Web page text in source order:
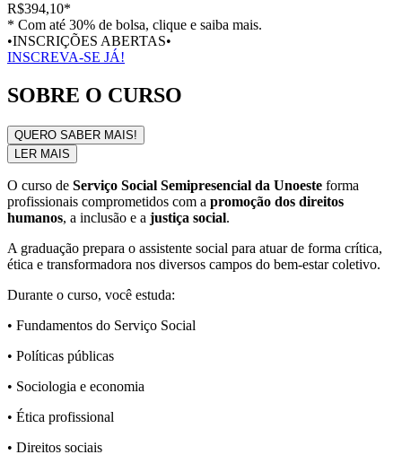
R$394,10*
* Com até 30% de bolsa, clique e saiba mais.
•INSCRIÇÕES ABERTAS•
INSCREVA-SE JÁ!
SOBRE O CURSO
QUERO SABER MAIS!
LER MAIS
O curso de Serviço Social Semipresencial da Unoeste forma
profissionais comprometidos com a promoção dos direitos
humanos, a inclusão e a justiça social.
A graduação prepara o assistente social para atuar de forma crítica,
ética e transformadora nos diversos campos do bem-estar coletivo.
Durante o curso, você estuda:
• Fundamentos do Serviço Social
• Políticas públicas
• Sociologia e economia
• Ética profissional
• Direitos sociais